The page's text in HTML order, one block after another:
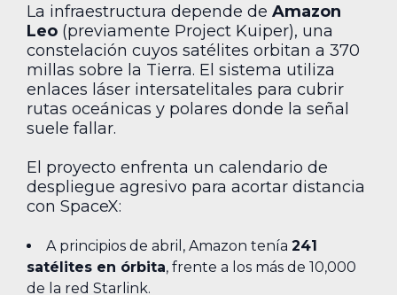
La infraestructura depende de Amazon
Leo (previamente Project Kuiper), una
constelación cuyos satélites orbitan a 370
millas sobre la Tierra. El sistema utiliza
enlaces láser intersatelitales para cubrir
rutas oceánicas y polares donde la señal
suele fallar.
El proyecto enfrenta un calendario de
despliegue agresivo para acortar distancia
con SpaceX:
A principios de abril, Amazon tenía 241
satélites en órbita, frente a los más de 10,000
de la red Starlink.